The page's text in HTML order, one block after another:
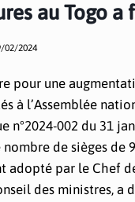
au Togo a
02/2024
pour une
à l’Assemblée
n°2024-002 du 31
de sièges de
adopté par le Chef
des ministres, a